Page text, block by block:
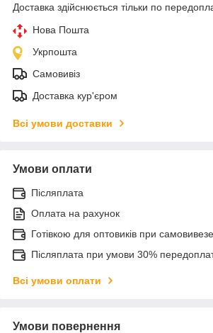
Доставка здійснюється тільки по
Нова Пошта
Укрпошта
Самовивіз
Доставка кур'єром
Всі умови доставки
Умови оплати
Післяплата
Оплата на рахунок
Готівкою для оптовиків при
Післяплата при умови 30%
Всі умови оплати
Умови повернення